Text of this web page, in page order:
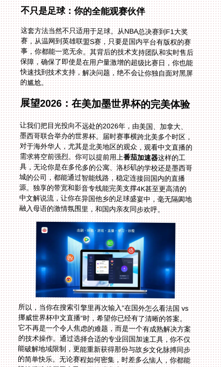
不只是足球：你的全能观赛伙伴
这套方法当然不只适用于足球。从NBA总决赛到F1大奖
赛，从温网到英雄联盟S赛，只要是国内平台有版权的赛
事，你都能一览无余。其背后的技术支持团队和实时售后
保障，确保了即使是在用户量激增的超级比赛日，你也能
快速找到技术支持，解决问题，绝不会让你独自面对黑屏
的尴尬。
展望2026：在美加墨世界杯的完美体验
让我们把目光投向不远处的2026年，由美国、加拿大、
墨西哥联合举办的世界杯。届时赛事横跨北美多个时区，
对于海外华人，尤其是北美地区的观众，观看中文直播的
需求将空前强烈。你可以提前用上番茄加速器这样的工
具，无论你是在多伦多的公寓、洛杉矶的学校还是墨西哥
城的公司，都能通过智能线路，稳定连接回国内的直播
源。独享的带宽和影音专线能完美支撑4K甚至更高清的
中文解说流，让你在异国他乡的足球盛宴中，毫无隔阂地
融入母语的激情氛围里，和国内亲友同步欢呼。
所以，当你在搜索引擎里再次输入“在国外怎么看法国 vs
挪威世界杯中文直播”时，希望你已经有了清晰的答案。
它不再是一个令人焦虑的难题，而是一个有成熟解决方案
的技术操作。通过选择合适的专业回国加速工具，你不仅
能破解地域限制，更能重新获得那份与故乡文化脉搏同步
的简单快乐。无论赛程如何密集，时差多么恼人，你都能
轻松搭建起属于自己的最佳观赛席。下次焦点战，安心准